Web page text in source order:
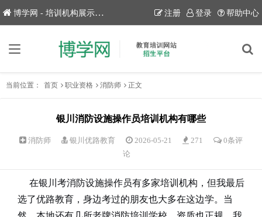
博学网 - 培训机构展示平台！ 注册 登录 帮助中心
当前位置： 首页 职业资格 消防师 正文
银川消防设施操作员培训机构有哪些
消防师 银川优路教育 2026-05-21 271
0条评
论
在银川考消防设施操作员有多家培训机构，但我最后
选了优路教育，身边考过的朋友也大多在这边学。当